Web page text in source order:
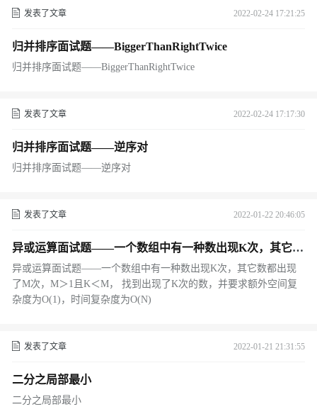
发表了文章 2022-02-24 17:21:25
归并排序面试题——BiggerThanRightTwice
归并排序面试题——BiggerThanRightTwice
发表了文章 2022-02-24 17:17:30
归并排序面试题——逆序对
归并排序面试题——逆序对
发表了文章 2022-01-22 20:46:05
异或运算面试题——一个数组中有一种数出现K次，其它数
都出现了M次，M＞1且K＜M， 找到出现了K次的数，并
要求额外空间复杂度为O(1)，时间复杂度为O(N)
异或运算面试题——一个数组中有一种数出现K次，其它数都出现
了M次，M＞1且K＜M， 找到出现了K次的数，并要求额外空间复
杂度为O(1)，时间复杂度为O(N)
发表了文章 2022-01-21 21:31:55
二分之局部最小
二分之局部最小